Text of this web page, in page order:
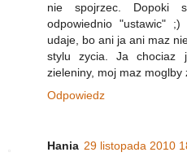
nie spojrzec. Dopoki
odpowiednio "ustawic"
udaje, bo ani ja ani maz
stylu zycia. Ja chociaz
zieleniny, moj maz
Odpowiedz
Hania 29 listopada 2010